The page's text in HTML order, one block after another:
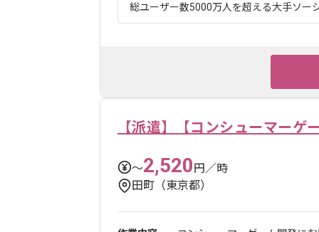
総ユーザー数5000万人を超える大手ソー
【派遣】【コンシューマーゲ
〜2,520円／時
田町（東京都）